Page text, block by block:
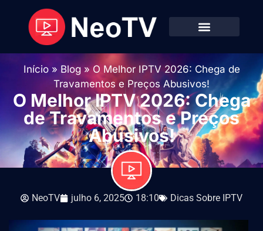
Início» Blog»O Melhor IPTV 2026: Chega de
Travamentos e Preços Abusivos!
O Melhor IPTV 2026: Chega
de Travamentos e Preços
Abusivos!
NeoTV julho 6, 2025 18:10 Dicas Sobre IPTV